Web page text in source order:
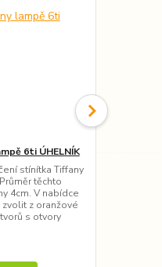
6ti ÚHELNÍK
stínítka Tiffany
těchto
4cm. V nabídce
z oranžové
s otvory